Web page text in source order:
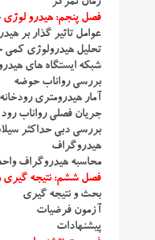
فصل پنجم: هیدرو
عوامل تاثیر گذار بر
تحلیل هیدرولوژی
شبکه ایستگاه های
بررسی رواناب حوضه
آمار هیدرومتری
جریان فصلی رواناب رود
بررسی دبی حداکثر
هیدروگراف
محاسبه هیدروگراف
فصل ششم: نتیجه گیری
بحث و نتیجه گیری
آزمون فرضیات
پیشنهادات